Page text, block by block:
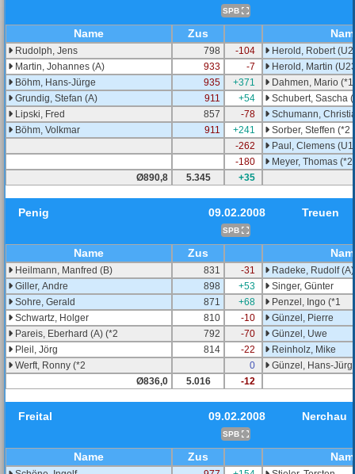
SPB
Name Zus
Rudolph, Jens 798 -104
Herold, Robert
Martin, Johannes (A)
933 -7
Herold, Martin
Böhm, Hans-Jürge
935 +371
Dahmen, Mario (*1
Grundig, Stefan (A)
911 +54
Schubert, Sascha
Lipski, Fred
857 -78
Schumann,
Böhm, Volkmar
911 +241
Sorber, Steffen (*2
-262
Paul, Clemens
-180
Meyer, Thomas (*2
Ø890,8
5.345 +35
Penig 09.02.2008
SPB
Treuen
Name Zus
Heilmann, Manfred (B) 831 -31
Radeke, Rudolf (A)
Giller, Andre
898 +53
Singer, Günter
Sohre, Gerald
871 +68
Penzel, Ingo (*1
Schwartz, Holger
810 -10
Günzel, Pierre
Pareis, Eberhard (A) (*2
792 -70
Günzel, Uwe
Pleil, Jörg
814 -22
Reinholz, Mike
Werft, Ronny (*2
0
Günzel, Hans-
Ø836,0
5.016 -12
Freital 09.02.2008
SPB
Nerchau
Name Zus